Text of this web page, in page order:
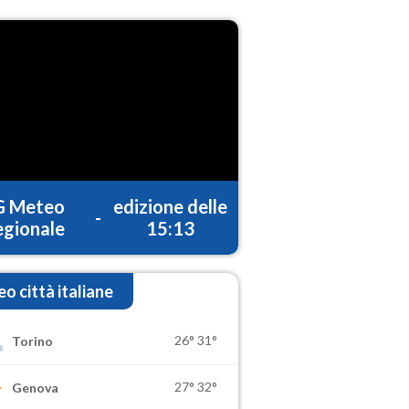
Meteo
-
edizione delle
15:13
città italiane
Torino 26° 31°
Genova 27° 32°